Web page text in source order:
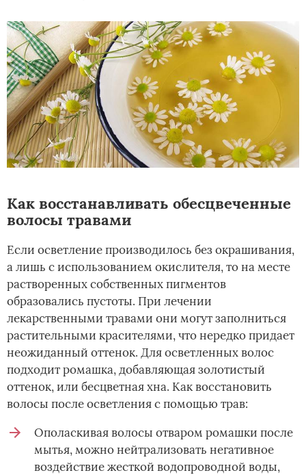
Как восстанавливать обесцвеченные
волосы травами
Если осветление производилось без окрашивания,
а лишь с использованием окислителя, то на месте
растворенных собственных пигментов
образовались пустоты. При лечении
лекарственными травами они могут заполниться
растительными красителями, что нередко придает
неожиданный оттенок. Для осветленных волос
подходит ромашка, добавляющая золотистый
оттенок, или бесцветная хна. Как восстановить
волосы после осветления с помощью трав:
Ополаскивая волосы отваром ромашки после
мытья, можно нейтрализовать негативное
воздействие жесткой водопроводной воды,